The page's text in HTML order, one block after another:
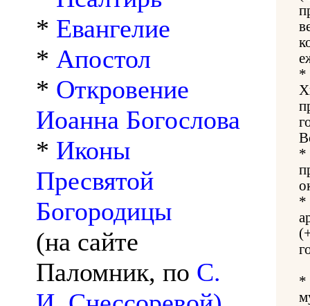
* Евангелие
* Апостол
* Откровение
Иоанна Богослова
* Иконы
Пресвятой
Богородицы
(на сайте
Паломник, по С.
*
*
*
*